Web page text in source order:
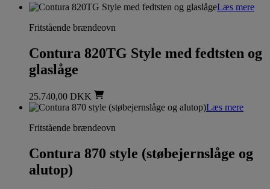
Læs mere
Fritstående brændeovn
Contura 820TG Style med fedtsten og
glaslåge
25.740,00 DKK
Læs mere
Fritstående brændeovn
Contura 870 style (støbejernslåge og
alutop)